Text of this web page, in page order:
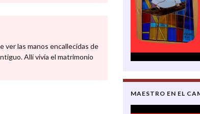
ver las manos encallecidas de
Allí vivía el matrimonio
MAESTRO EN EL